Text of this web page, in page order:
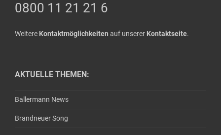
0800 11 21 21 6
Weitere Kontaktmöglichkeiten auf unserer Kontaktseite.
AKTUELLE THEMEN:
Ballermann News
Brandneuer Song